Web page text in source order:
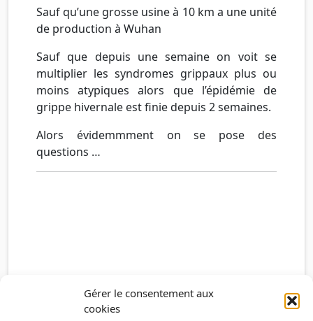
Gérer le consentement aux
cookies
Sauf qu’une grosse usine à 10 km a une unité
de production à Wuhan
Sauf que depuis une semaine on voit se
multiplier les syndromes grippaux plus ou
moins atypiques alors que l’épidémie de
grippe hivernale est finie depuis 2 semaines.
Alors évidemmment on se pose des
questions …